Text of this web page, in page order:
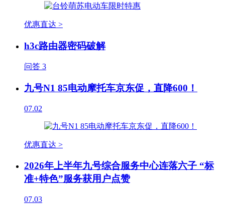
优惠直达 >
h3c路由器密码破解
问答 3
九号N1 85电动摩托车京东促，直降600！
07.02
优惠直达 >
2026年上半年九号综合服务中心连落六子 “标
准+特色”服务获用户点赞
07.03